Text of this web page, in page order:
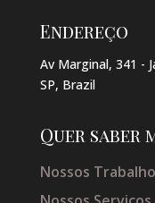
Endereço
Av Marginal, 341 -
SP, Brazil
Quer saber
Nossos